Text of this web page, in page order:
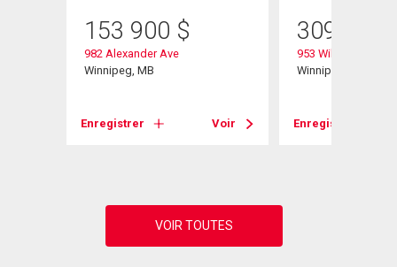
153 900 $
982 Alexander Ave
Winnipeg, MB
Enregistrer Voir
309 000
953 William Ave
Winnipeg, MB
Enregistrer